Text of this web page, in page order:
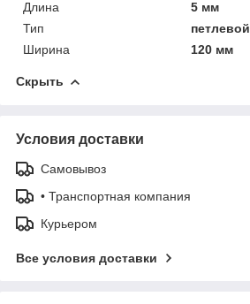
Длина
5 мм
Тип
петлевой
Ширина
120 мм
Скрыть
Условия доставки
Самовывоз
• Транспортная компания
Курьером
Все условия доставки